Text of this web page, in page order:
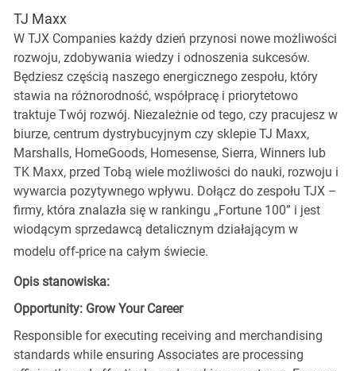
TJ Maxx
W TJX Companies każdy dzień przynosi nowe możliwości
rozwoju, zdobywania wiedzy i odnoszenia sukcesów.
Będziesz częścią naszego energicznego zespołu, który
stawia na różnorodność, współpracę i priorytetowo
traktuje Twój rozwój. Niezależnie od tego, czy pracujesz w
biurze, centrum dystrybucyjnym czy sklepie TJ Maxx,
Marshalls, HomeGoods, Homesense, Sierra, Winners lub
TK Maxx, przed Tobą wiele możliwości do nauki, rozwoju i
wywarcia pozytywnego wpływu. Dołącz do zespołu TJX –
firmy, która znalazła się w rankingu „Fortune 100” i jest
wiodącym sprzedawcą detalicznym działającym w
modelu off-price na całym świecie.
Opis stanowiska:
Opportunity: Grow Your Career
Responsible for executing receiving and merchandising
standards while ensuring Associates are processing